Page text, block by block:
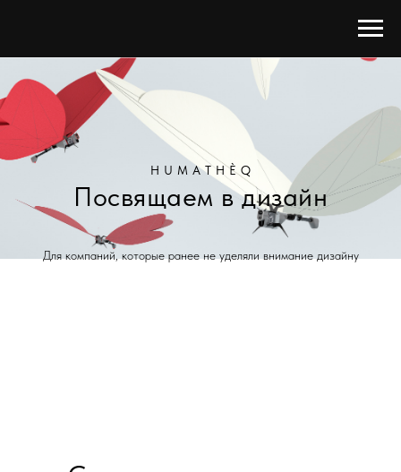
H U M A T H È Q
Посвящаем в дизайн
Для компаний, которые ранее не уделяли внимание дизайну